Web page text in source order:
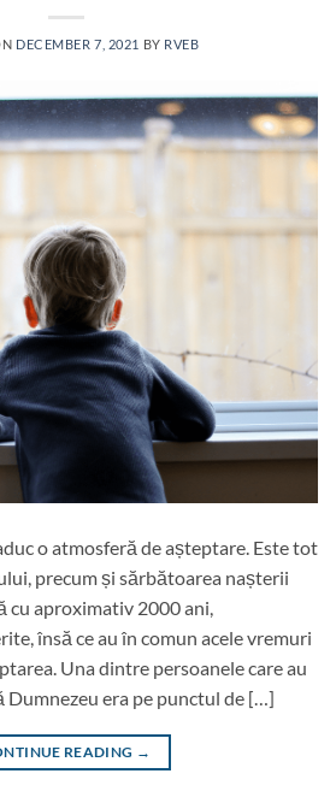
DECEMBER 7, 2021 BY RVEB
o atmosferă de așteptare. Este tot
precum și sărbătoarea nașterii
cu aproximativ 2000 ani,
însă ce au în comun acele vremuri
Una dintre persoanele care au
Dumnezeu era pe punctul de […]
READING →